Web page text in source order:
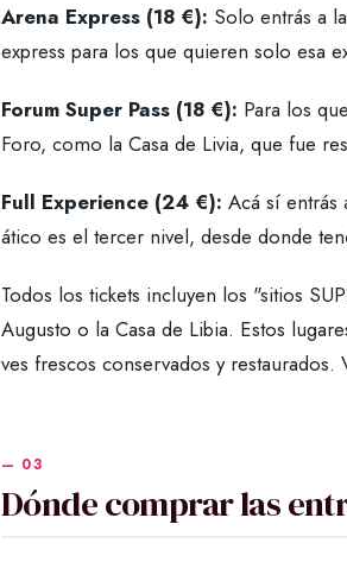
Arena Express (18 €): Solo entrás a
express para los que quieren solo esa
Forum Super Pass (18 €): Para los
Foro, como la Casa de Livia, que fue
Full Experience (24 €): Acá sí entrás
ático es el tercer nivel, desde donde
Todos los tickets incluyen los "sitios
Augusto o la Casa de Libia. Estos
ves frescos conservados y restaurados.
Dónde comprar las